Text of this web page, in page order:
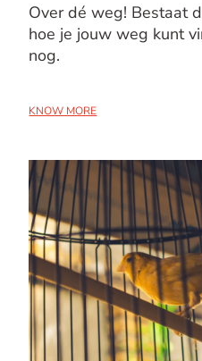
Over dé weg! Bestaat
hoe je jouw weg kunt
nog.
KNOW MORE